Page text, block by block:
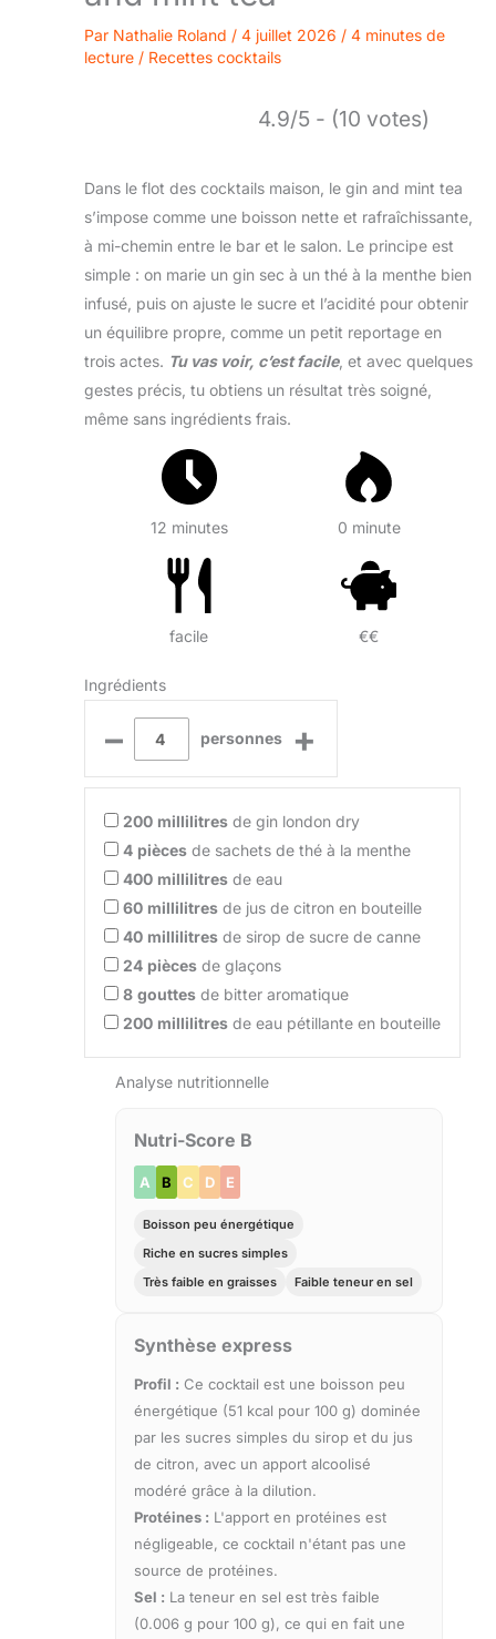
Par Nathalie Roland / 4 juillet 2026 / 4 minutes de
lecture / Recettes cocktails
4.9/5 - (10 votes)
Dans le flot des cocktails maison, le gin and mint tea
s’impose comme une boisson nette et rafraîchissante,
à mi-chemin entre le bar et le salon. Le principe est
simple : on marie un gin sec à un thé à la menthe bien
infusé, puis on ajuste le sucre et l’acidité pour obtenir
un équilibre propre, comme un petit reportage en
trois actes. Tu vas voir, c’est facile, et avec quelques
gestes précis, tu obtiens un résultat très soigné,
même sans ingrédients frais.
12 minutes 0 minute
facile €€
Ingrédients
– personnes +
200 millilitres de gin london dry
4 pièces de sachets de thé à la menthe
400 millilitres de eau
60 millilitres de jus de citron en bouteille
40 millilitres de sirop de sucre de canne
24 pièces de glaçons
8 gouttes de bitter aromatique
200 millilitres de eau pétillante en bouteille
Analyse nutritionnelle
Nutri-Score B
A B C D E
Boisson peu énergétique
Riche en sucres simples
Très faible en graisses
Faible teneur en sel
Synthèse express
Profil : Ce cocktail est une boisson peu
énergétique (51 kcal pour 100 g) dominée
par les sucres simples du sirop et du jus
de citron, avec un apport alcoolisé
modéré grâce à la dilution.
Protéines : L'apport en protéines est
négligeable, ce cocktail n'étant pas une
source de protéines.
Sel : La teneur en sel est très faible
(0.006 g pour 100 g), ce qui en fait une